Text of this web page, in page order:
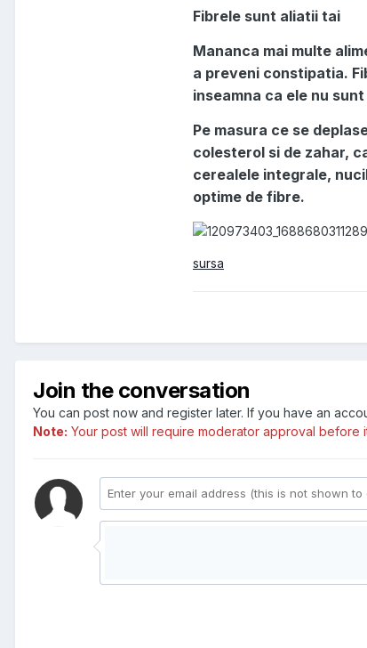
Fibrele sunt aliatii tai
Mananca mai multe
a preveni constipatia.
inseamna ca ele nu
Pe masura ce se
colesterol si de zahar,
cerealele integrale,
optime de fibre.
sursa
Join the conversation
You can post now and register later. If you have an
Note: Your post will require moderator approval before